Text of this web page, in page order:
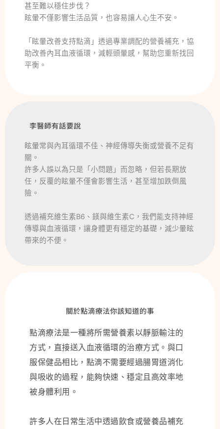
甚至難以穩住步伐？
眩暈不僅影響生活品質，也容易讓人心生不安。
「眩暈改善支持點滴」透過專業調配的營養補充，協
助改善內耳血液循環，減輕頭暈感，幫助您重新找回
平衡。
李醫師有話要說
眩暈常與內耳循環不佳、神經傳導失衡或營養不足有
關。
許多人誤以為只是「小問題」而忽略，但若長期放
任，反覆的眩暈不僅會影響生活，甚至增加跌倒風
險。
透過補充維生素B6、鎂與維生素C，我們能支持神經
傳導與血液循環，讓身體更有穩定的基礎，減少暈眩
帶來的不便。
關於點滴療法你該知道的事
點滴療法是一種將所需營養素以靜脈輸注的
方式，直接送入血液循環的治療方式。與口
服保健品相比，點滴不需要經過腸胃道消化
與吸收的過程，能夠快速、穩定且高效率地
被身體利用。
許多人在日常生活中透過飲食或營養品補充